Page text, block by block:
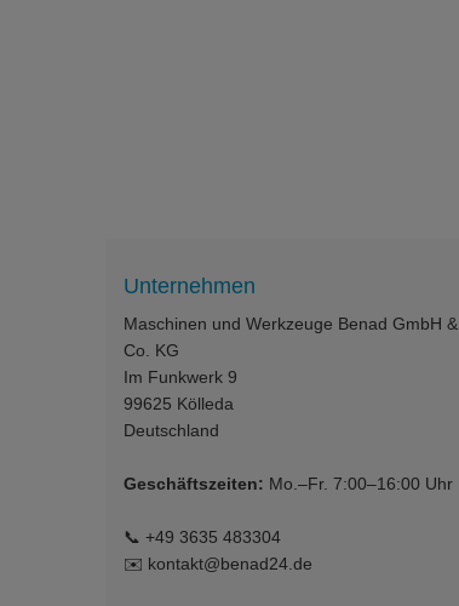
Unternehmen
Maschinen und Werkzeuge Benad GmbH &
Co. KG
Im Funkwerk 9
99625 Kölleda
Deutschland
Geschäftszeiten: Mo.–Fr. 7:00–16:00 Uhr
📞 +49 3635 483304
✉️ kontakt@benad24.de